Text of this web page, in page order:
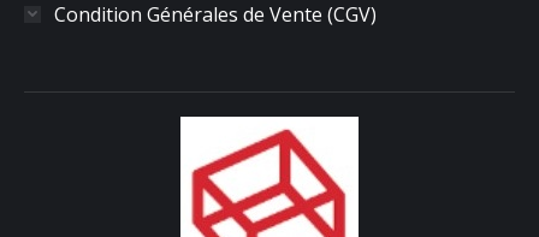
Condition Générales de Vente (CGV)